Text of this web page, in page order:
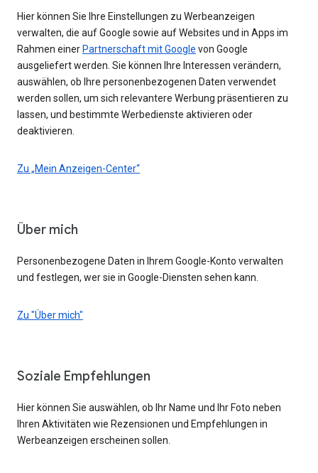
Hier können Sie Ihre Einstellungen zu Werbeanzeigen
verwalten, die auf Google sowie auf Websites und in Apps im
Rahmen einer Partnerschaft mit Google von Google
ausgeliefert werden. Sie können Ihre Interessen verändern,
auswählen, ob Ihre personenbezogenen Daten verwendet
werden sollen, um sich relevantere Werbung präsentieren zu
lassen, und bestimmte Werbedienste aktivieren oder
deaktivieren.
Zu „Mein Anzeigen-Center“
Über mich
Personenbezogene Daten in Ihrem Google-Konto verwalten
und festlegen, wer sie in Google-Diensten sehen kann.
Zu "Über mich"
Soziale Empfehlungen
Hier können Sie auswählen, ob Ihr Name und Ihr Foto neben
Ihren Aktivitäten wie Rezensionen und Empfehlungen in
Werbeanzeigen erscheinen sollen.